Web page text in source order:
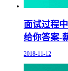
面试过程
给你答案-
2018-11-12